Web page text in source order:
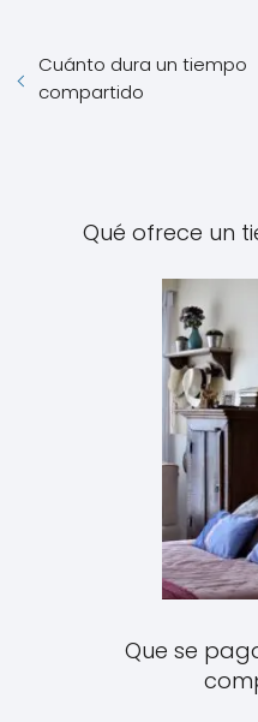
Cuánto dura un tiempo
compartido
Qué ofrece un
Que se